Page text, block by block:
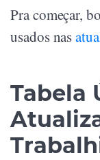
Pra começar,
usados nas
Tabela